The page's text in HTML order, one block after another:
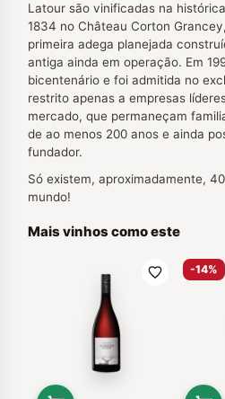
Latour são vinificadas na
1834 no Château Corton
primeira adega planejada
antiga ainda em operação. Em
bicentenário e foi admitida no
restrito apenas a empresas
mercado, que permaneçam
de ao menos 200 anos e ainda
fundador.
Só existem, aproximadamente,
mundo!
Mais vinhos como este
-14%